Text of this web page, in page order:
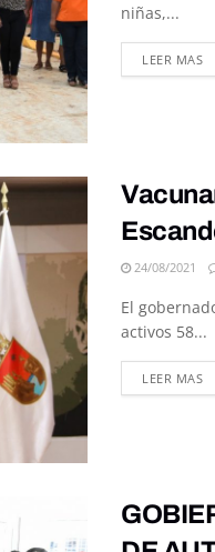
niñas,...
LEER MAS
24/08/2021
El
activos 58...
LEER MAS